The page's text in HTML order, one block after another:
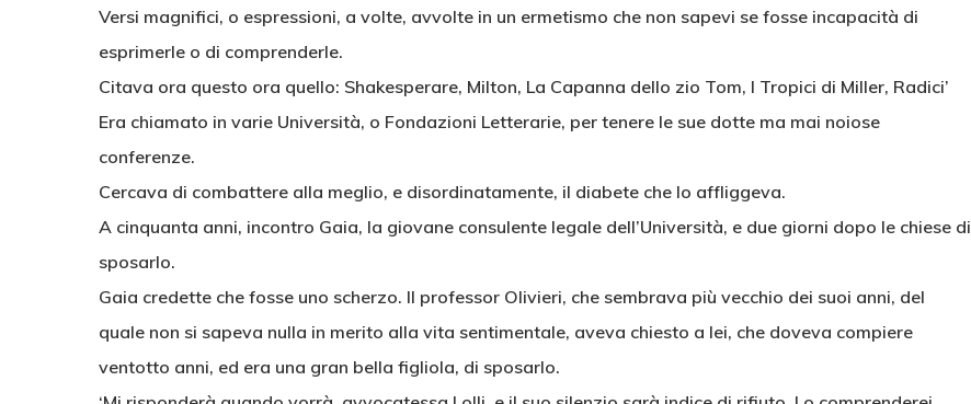
Versi magnifici, o espressioni, a volte, avvolte in un ermetismo che non sapevi se fosse incapacità di
esprimerle o di comprenderle.
Citava ora questo ora quello: Shakesperare, Milton, La Capanna dello zio Tom, I Tropici di Miller, Radici’
Era chiamato in varie Università, o Fondazioni Letterarie, per tenere le sue dotte ma mai noiose
conferenze.
Cercava di combattere alla meglio, e disordinatamente, il diabete che lo affliggeva.
A cinquanta anni, incontro Gaia, la giovane consulente legale dell’Università, e due giorni dopo le chiese di
sposarlo.
Gaia credette che fosse uno scherzo. Il professor Olivieri, che sembrava più vecchio dei suoi anni, del
quale non si sapeva nulla in merito alla vita sentimentale, aveva chiesto a lei, che doveva compiere
ventotto anni, ed era una gran bella figliola, di sposarlo.